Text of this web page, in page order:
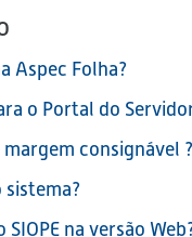
Aspec Folha?
o Portal do
consignável ?
sistema?
na versão